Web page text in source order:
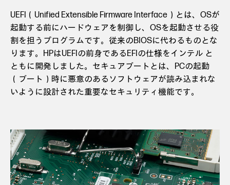
UEFI（Unified Extensible Firmware Interface）とは、OSが
起動する前にハードウェアを制御し、OSを起動させる役
割を担うプログラムです。従来のBIOSに代わるものとな
ります。HPはUEFIの前身であるEFIの仕様をインテル と
ともに開発しました。セキュアブートとは、PCの起動
（ブート）時に悪意のあるソフトウェアが読み込まれな
いように設計された重要なセキュリティ機能です。